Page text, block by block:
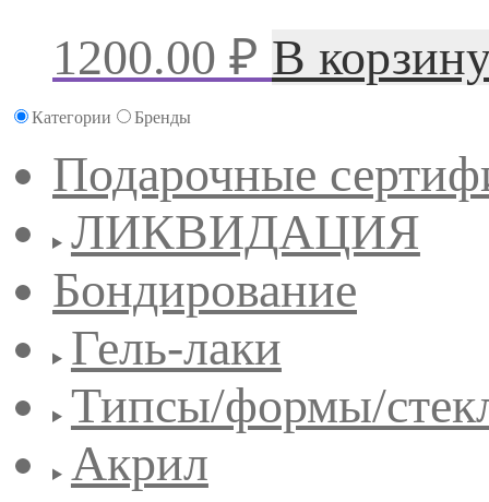
1200.00 ₽ В
Категории Бренды
Подарочные
ЛИКВИДАЦИЯ
Бондирование
Гель-лаки
Типсы/формы/
Акрил